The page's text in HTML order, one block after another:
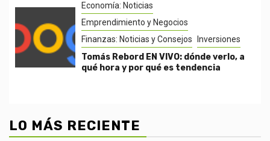
Economía: Noticias
Emprendimiento y Negocios
Finanzas: Noticias y Consejos
Inversiones
Tomás Rebord EN VIVO: dónde verlo, a
qué hora y por qué es tendencia
LO MÁS RECIENTE